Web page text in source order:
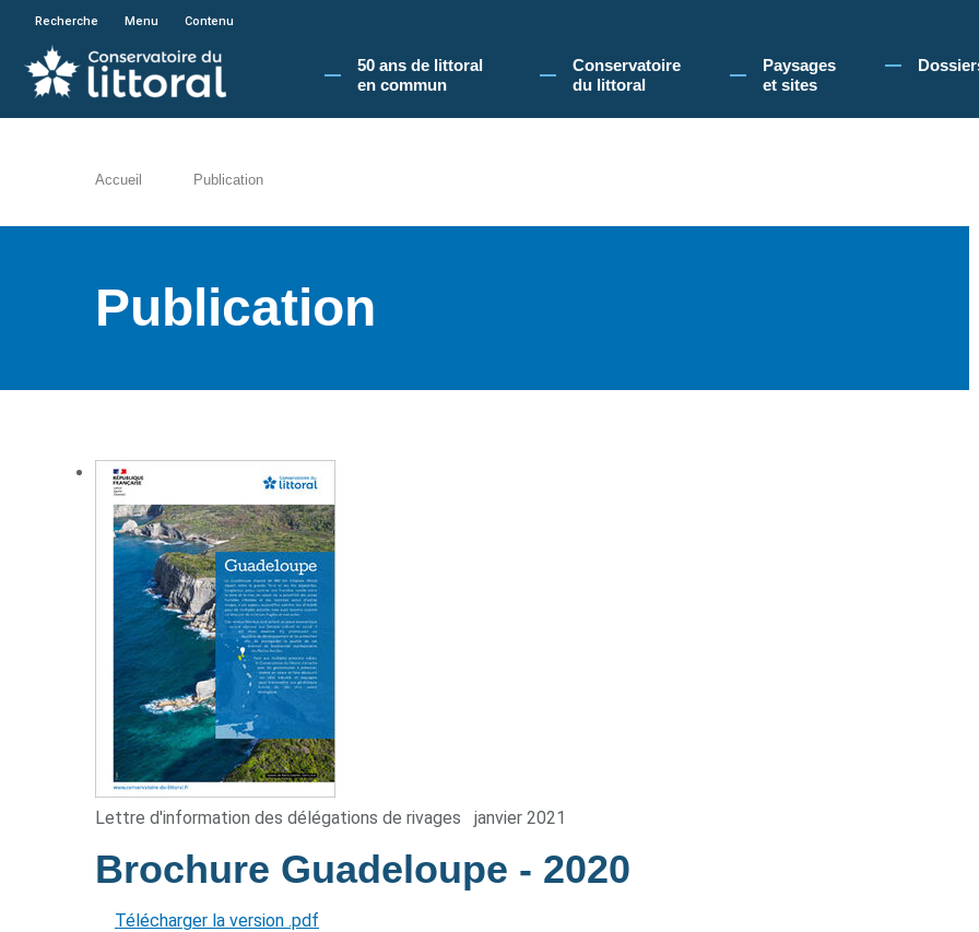
En poursuivant votre navigation sur le site du Conservatoire du littoral, vous acceptez l'utilisation de cookies pour vous
Recherche Menu Contenu
50 ans de littoral
en commun​
Conservatoire
du littoral
Paysages
et sites
Accueil Publication
Publication
Lettre d'information des délégations de rivages janvier 2021
Brochure Guadeloupe - 2020
Télécharger la version .pdf